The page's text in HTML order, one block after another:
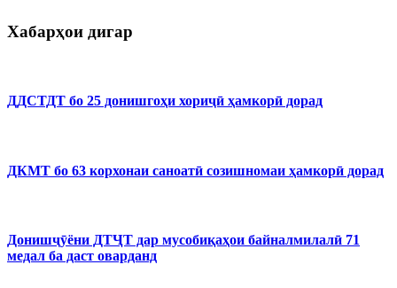
Хабарҳои дигар
ДДСТДТ бо 25 донишгоҳи хориҷӣ ҳамкорӣ дорад
ДКМТ бо 63 корхонаи саноатӣ созишномаи ҳамкорӣ дорад
Донишҷӯёни ДТҶТ дар мусобиқаҳои байналмилалӣ 71
медал ба даст оварданд